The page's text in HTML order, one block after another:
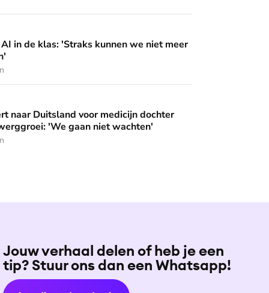
in de klas: 'Straks kunnen we niet meer
naar Duitsland voor medicijn dochter
'We gaan niet wachten'
Jouw verhaal delen of heb je een
tip? Stuur ons dan een Whatsapp!